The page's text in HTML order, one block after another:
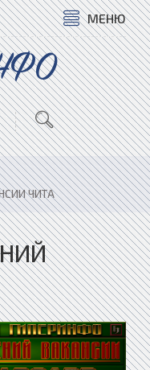
МЕНЮ
ЧИТА